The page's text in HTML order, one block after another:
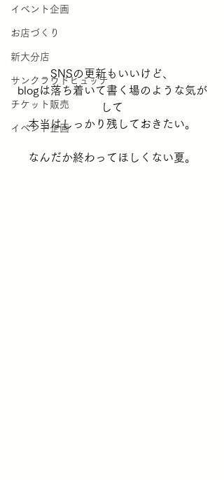
イベント企画
お店づくり
新大分店
サンクラウドヒュッテ
チケット販売
イベント企画
SNSの更新もいいけど、
blogは落ち着いて書く場のような気が
して
本当はしっかり残しておきたい。
なんだか終わってほしくない夏。